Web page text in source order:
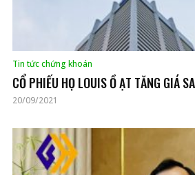
Tin tức chứng khoán
CỔ PHIẾU HỌ LOUIS Ồ ẠT TĂNG GIÁ
20/09/2021